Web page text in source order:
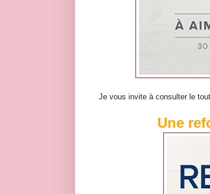
Je vous invite à consulter le
Une